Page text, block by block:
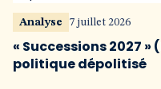
Analyse 7 juillet 2026
« Successions 2027
politique dépolitisé